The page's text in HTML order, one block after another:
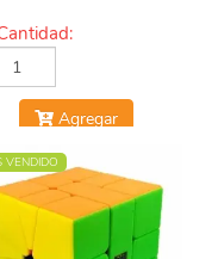
Agregar
VENDIDO